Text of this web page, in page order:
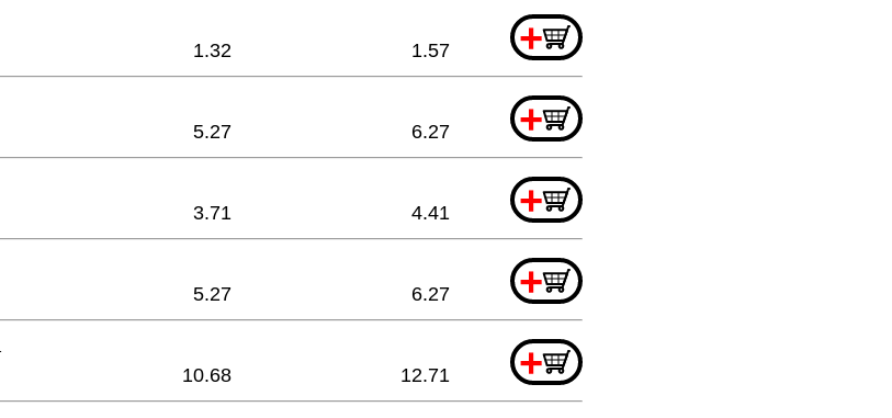
+
1.32 1.57
+
5.27 6.27
+
3.71 4.41
+
5.27 6.27
+
10.68 12.71